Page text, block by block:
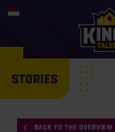
STORIES
BACK TO THE OVERVIEW